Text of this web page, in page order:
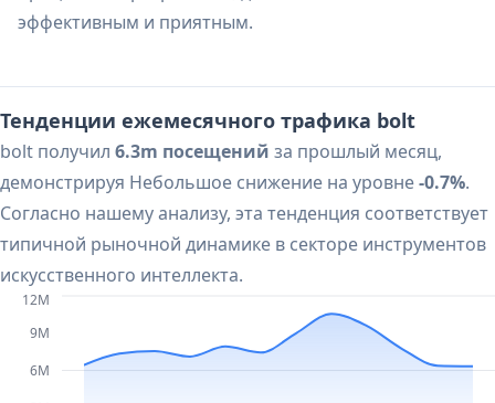
эффективным и приятным.
Тенденции ежемесячного трафика bolt
bolt получил 6.3m посещений за прошлый месяц,
демонстрируя Небольшое снижение на уровне-0.7%.
Согласно нашему анализу, эта тенденция соответствует
типичной рыночной динамике в секторе инструментов
искусственного интеллекта.
6M
9M
12M